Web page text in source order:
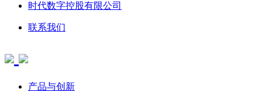
时代数字控股有限公司
联系我们
产品与创新